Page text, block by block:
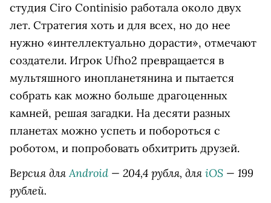
студия Ciro Continisio работала около двух
лет. Стратегия хоть и для всех, но до нее
нужно «интеллектуально дорасти», отмечают
создатели. Игрок Ufho2 превращается в
мультяшного инопланетянина и пытается
собрать как можно больше драгоценных
камней, решая загадки. На десяти разных
планетах можно успеть и побороться с
роботом, и попробовать обхитрить друзей.
Версия дляAndroid — 204,4 рубля, для iOS — 199
рублей.